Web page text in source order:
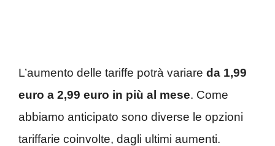
L’aumento delle tariffe potrà variare da 1,99
euro a 2,99 euro in più al mese. Come
abbiamo anticipato sono diverse le opzioni
tariffarie coinvolte, dagli ultimi aumenti.